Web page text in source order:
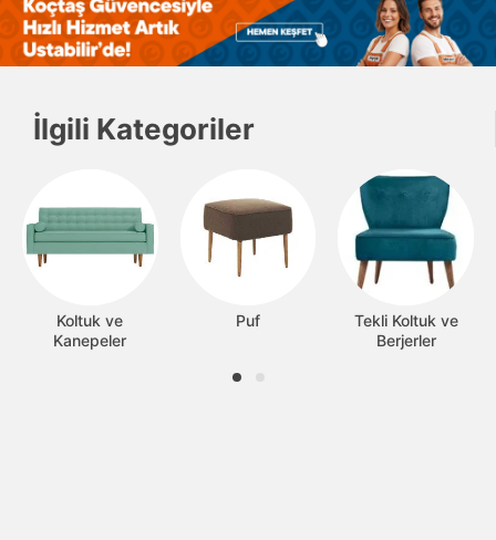
İlgili Kategoriler
Koltuk ve
Kanepeler
Puf
Tekli Koltuk ve
Berjerler